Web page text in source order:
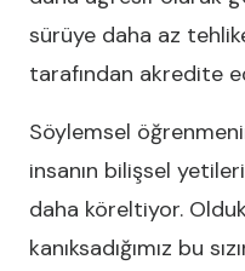
sürüye daha az
tarafından akredite
Söylemsel
insanın bilişsel
daha köreltiyor.
kanıksadığımız bu